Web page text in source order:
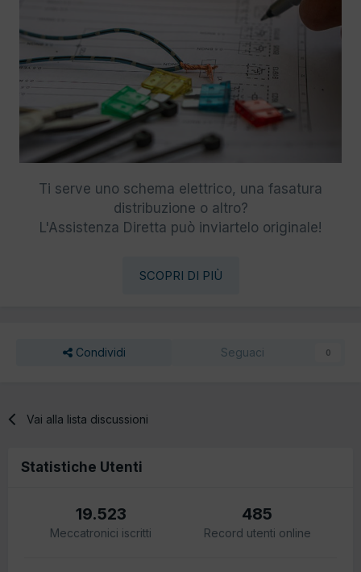
Ti serve uno schema elettrico, una fasatura
distribuzione o altro?
L'Assistenza Diretta può inviartelo originale!
SCOPRI DI PIÙ
Condividi Seguaci 0
Vai alla lista discussioni
Statistiche Utenti
19.523
Meccatronici iscritti
485
Record utenti online